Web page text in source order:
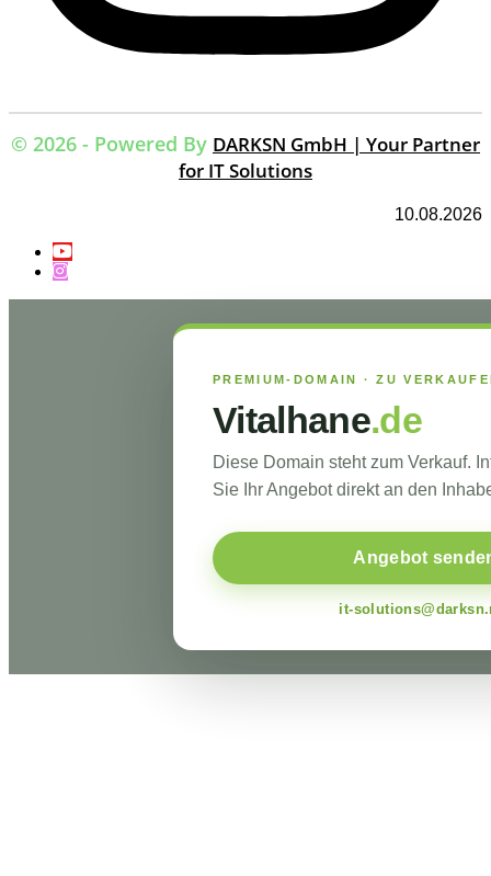
© 2026 - Powered By DARKSN GmbH | Your Partner
for IT Solutions
10.08.2026
PREMIUM-DOMAIN · ZU
Vitalhane.de
Diese Domain steht zum Verkauf.
Sie Ihr Angebot direkt an den
Angebot
it-